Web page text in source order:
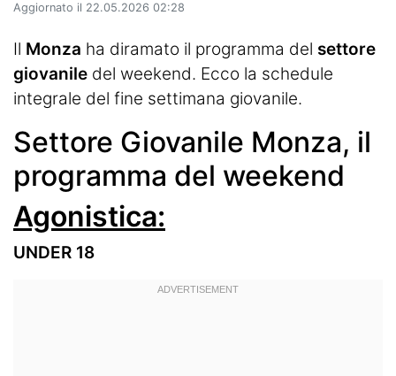
News
Turismo
Eventi
Aggiornato il 22.05.2026 02:28
Il Monza ha diramato il programma del settore
giovanile del weekend. Ecco la schedule
integrale del fine settimana giovanile.
Settore Giovanile Monza, il
programma del weekend
Agonistica:
UNDER 18